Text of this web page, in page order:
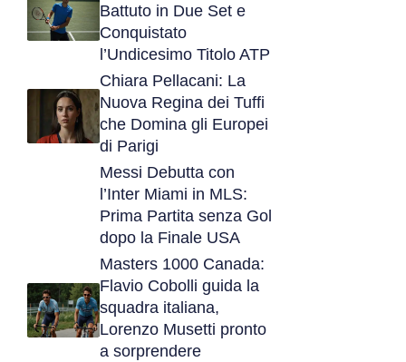
Battuto in Due Set e
Conquistato
l’Undicesimo Titolo ATP
Chiara Pellacani: La
Nuova Regina dei Tuffi
che Domina gli Europei
di Parigi
Messi Debutta con
l’Inter Miami in MLS:
Prima Partita senza Gol
dopo la Finale USA
Masters 1000 Canada:
Flavio Cobolli guida la
squadra italiana,
Lorenzo Musetti pronto
a sorprendere